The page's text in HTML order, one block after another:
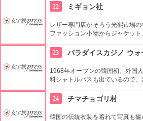
でした。ロケ地堪能だけでなく
ルから1時間弱。
22 ミギョン社
レザー専門店がそろう光熙市場の
ファッション小物からジャケット
ダーメイドも可能で、欲しいデ
められます。
23 パラダイスカジノ ウォ
1968年オープンの韓国初、外国
料シャトルバスも出ているので
帰るのもいいですね。
24 チマチョゴリ村
韓国の伝統衣装を着れて写真も